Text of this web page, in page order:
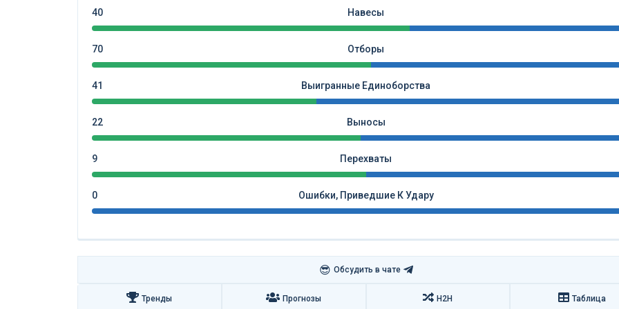
40 Навесы
70 Отборы
41 Выигранные Единоборства
22 Выносы
9 Перехваты
0 Ошибки, Приведшие К Удару
😎 Обсудить в чате
Тренды Прогнозы H2H Таблица